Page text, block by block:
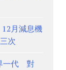
月減息機
次
一代 對